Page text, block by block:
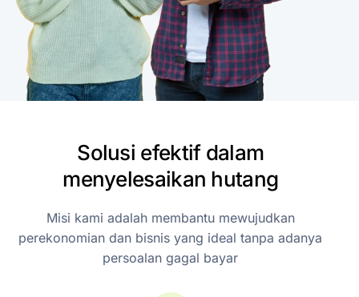
Solusi efektif dalam
menyelesaikan hutang
Misi kami adalah membantu mewujudkan
perekonomian dan bisnis yang ideal tanpa adanya
persoalan gagal bayar